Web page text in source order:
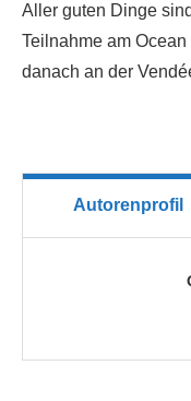
Aller guten Dinge
Teilnahme am
danach an der
Autorenprofil